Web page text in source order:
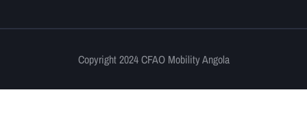
Copyright 2024 CFAO Mobility Angola